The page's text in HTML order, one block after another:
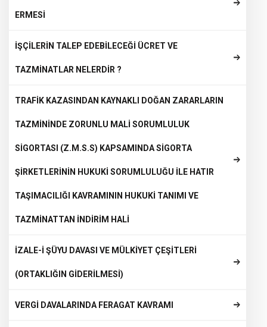
ERMESİ
İŞÇİLERİN TALEP EDEBİLECEĞİ ÜCRET VE
TAZMİNATLAR NELERDİR ?
TRAFİK KAZASINDAN KAYNAKLI DOĞAN ZARARLARIN
TAZMİNİNDE ZORUNLU MALİ SORUMLULUK
SİGORTASI (Z.M.S.S) KAPSAMINDA SİGORTA
ŞİRKETLERİNİN HUKUKİ SORUMLULUĞU İLE HATIR
TAŞIMACILIĞI KAVRAMININ HUKUKİ TANIMI VE
TAZMİNATTAN İNDİRİM HALİ
İZALE-İ ŞÜYU DAVASI VE MÜLKİYET ÇEŞİTLERİ
(ORTAKLIĞIN GİDERİLMESİ)
VERGİ DAVALARINDA FERAGAT KAVRAMI